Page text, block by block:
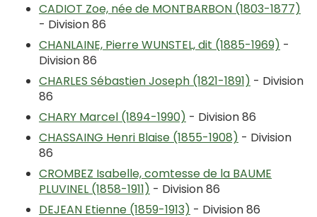
CADIOT Zoe, née de MONTBARBON (1803-1877)
- Division 86
CHANLAINE, Pierre WUNSTEL, dit (1885-1969) -
Division 86
CHARLES Sébastien Joseph (1821-1891) - Division
86
CHARY Marcel (1894-1990) - Division 86
CHASSAING Henri Blaise (1855-1908) - Division
86
CROMBEZ Isabelle, comtesse de la BAUME
PLUVINEL (1858-1911) - Division 86
DEJEAN Etienne (1859-1913) - Division 86